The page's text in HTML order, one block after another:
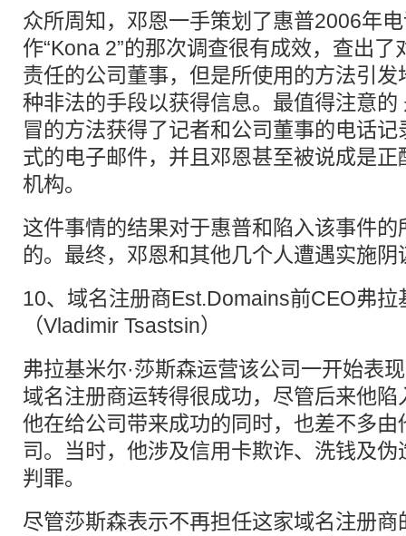
众所周知，邓恩一手策划了惠普2006年
作“Kona 2”的那次调查很有成效，查出
责任的公司董事，但是所使用的方法引
种非法的手段以获得信息。最值得注意
冒的方法获得了记者和公司董事的电话
式的电子邮件，并且邓恩甚至被说成是
机构。
这件事情的结果对于惠普和陷入该事件
的。最终，邓恩和其他几个人遭遇实施
10、域名注册商Est.Domains前CEO弗拉
（Vladimir Tsastsin）
弗拉基米尔·莎斯森运营该公司一开始表
域名注册商运转得很成功，尽管后来他
他在给公司带来成功的同时，也差不多
司。当时，他涉及信用卡欺诈、洗钱及
判罪。
尽管莎斯森表示不再担任这家域名注册